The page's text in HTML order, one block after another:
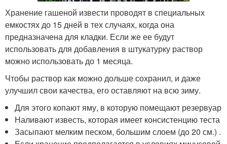
Хранение гашеной извести проводят в специальных
емкостях до 15 дней в тех случаях, когда она
предназначена для кладки. Если же ее будут
использовать для добавления в штукатурку раствор
можно использовать до 1 месяца.
Чтобы раствор как можно дольше сохранил, и даже
улучшил свои качества, его оставляют на всю зиму.
Для этого копают яму, в которую помещают резервуар
Наливают известь, которая имеет консистенцию теста
Засыпают мелким песком, большим слоем (до 20 см.) .